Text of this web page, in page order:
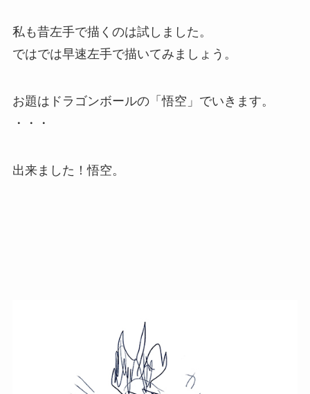
私も昔左手で描くのは試しました。
ではでは早速左手で描いてみましょう。
お題はドラゴンボールの「悟空」でいきます。
・・・
出来ました！悟空。